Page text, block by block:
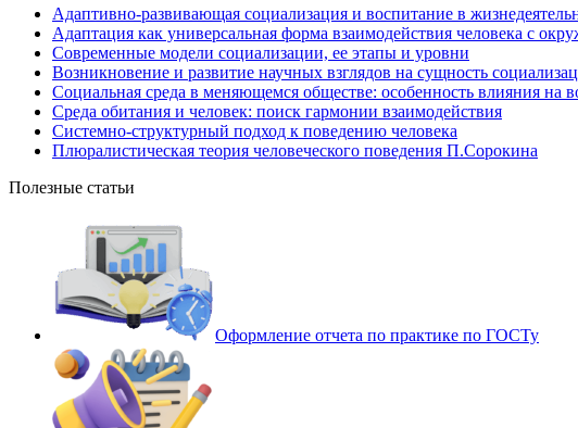
Адаптивно-развивающая социализация и воспитание в
Адаптация как универсальная форма взаимодействия человека с
Современные модели социализации, ее этапы и уровни
Возникновение и развитие научных взглядов на сущность
Социальная среда в меняющемся обществе: особенность влияния на
Среда обитания и человек: поиск гармонии взаимодействия
Системно-структурный подход к поведению человека
Плюралистическая теория человеческого поведения П.Сорокина
Полезные статьи
Оформление отчета по практике по ГОСТу